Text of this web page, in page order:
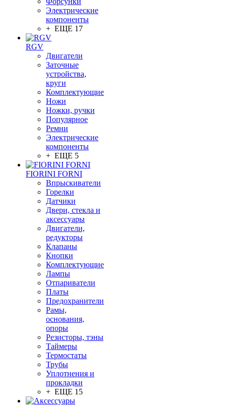
Электрические
компоненты
+ ЕЩЕ 17
RGV
Двигатели
Заточные
устройства,
круги
Комплектующие
Ножи
Ножки, ручки
Популярное
Ремни
Электрические
компоненты
+ ЕЩЕ 5
FIORINI FORNI
Впрыскиватели
Горелки
Датчики
Двери, стекла и
аксессуары
Двигатели,
редукторы
Клапаны
Кнопки
Комплектующие
Лампы
Отпариватели
Платы
Предохранители
Рамы,
основания,
опоры
Резисторы, тэны
Таймеры
Термостаты
Трубы
Уплотнения и
прокладки
+ ЕЩЕ 15